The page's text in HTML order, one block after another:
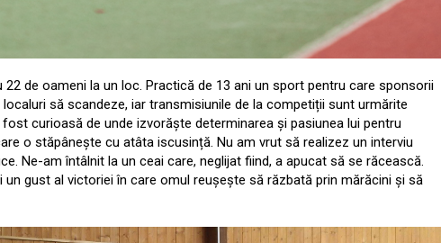
de oameni la un loc. Practică de 13 ani un sport pentru care sponsorii
să scandeze, iar transmisiunile de la competiții sunt urmărite
curioasă de unde izvorăște determinarea și pasiunea lui pentru
o stăpânește cu atâta iscusință. Nu am vrut să realizez un interviu
Ne-am întâlnit la un ceai care, neglijat fiind, a apucat să se răcească.
gust al victoriei în care omul reușește să răzbată prin mărăcini și să